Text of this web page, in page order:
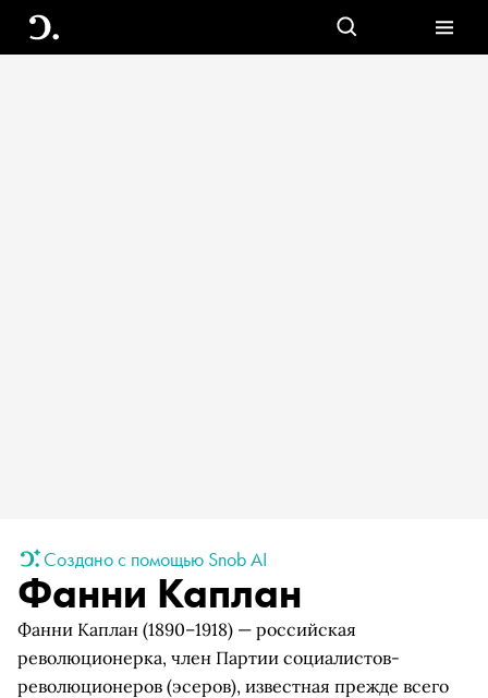
Создано с помощью Snob AI
Фанни Каплан
Фанни Каплан (1890–1918) — российская
революционерка, член Партии социалистов-
революционеров (эсеров), известная прежде всего